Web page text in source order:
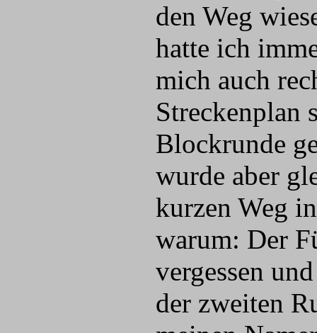
den Weg
hatte ich
mich auch
Streckenplan
Blockrunde
wurde aber
kurzen Weg
warum: Der
vergessen
der zweiten